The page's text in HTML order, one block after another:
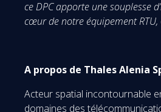
ce DPC apporte une souplesse
cœur de notre équipement RTU,
A propos de Thales Alenia
Acteur spatial incontournable
domaines des